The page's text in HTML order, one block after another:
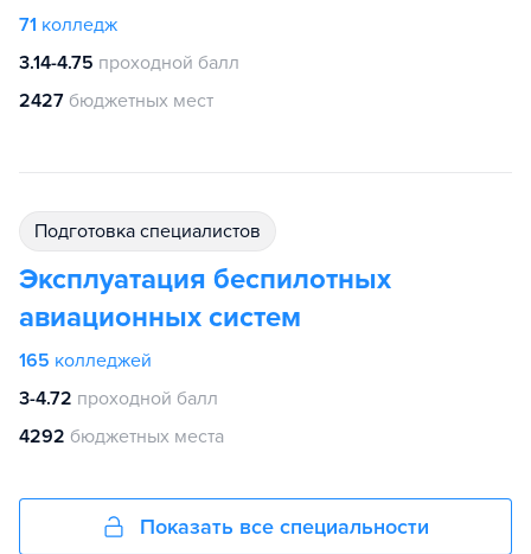
71 колледж
3.14-4.75 проходной балл
2427 бюджетных мест
подготовка специалистов
Эксплуатация беспилотных
авиационных систем
165 колледжей
3-4.72 проходной балл
4292 бюджетных места
Показать все специальности